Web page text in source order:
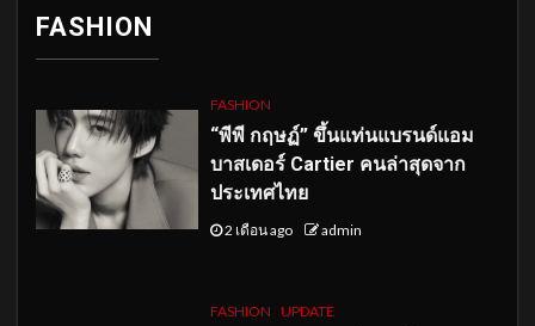
FASHION
FASHION
“พีพี กฤษฏ์” ขึ้นแท่นแบรนด์แอม
บาสเดอร์ Cartier คนล่าสุดจาก
ประเทศไทย
2 เดือน ago admin
FASHION UPDATE